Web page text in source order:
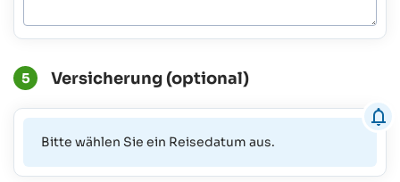
5 Versicherung (optional)
Bitte wählen Sie ein Reisedatum aus.